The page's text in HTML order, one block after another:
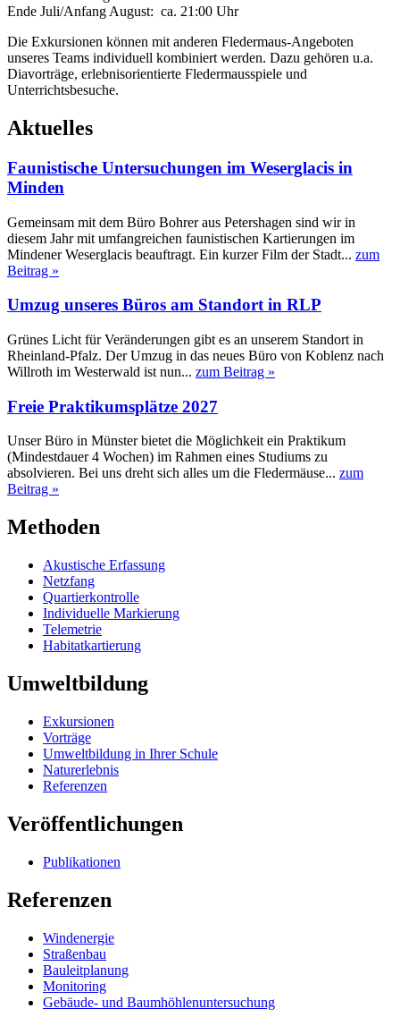
Ende Juli/Anfang August: ca. 21:00 Uhr
Die Exkursionen können mit anderen Fledermaus-Angeboten
unseres Teams individuell kombiniert werden. Dazu gehören u.a.
Diavorträge, erlebnisorientierte Fledermausspiele und
Unterrichtsbesuche.
Aktuelles
Faunistische Untersuchungen im Weserglacis in
Minden
Gemeinsam mit dem Büro Bohrer aus Petershagen sind wir in
diesem Jahr mit umfangreichen faunistischen Kartierungen im
Mindener Weserglacis beauftragt. Ein kurzer Film der Stadt... zum
Beitrag »
Umzug unseres Büros am Standort in RLP
Grünes Licht für Veränderungen gibt es an unserem Standort in
Rheinland-Pfalz. Der Umzug in das neues Büro von Koblenz nach
Willroth im Westerwald ist nun... zum Beitrag »
Freie Praktikumsplätze 2027
Unser Büro in Münster bietet die Möglichkeit ein Praktikum
(Mindestdauer 4 Wochen) im Rahmen eines Studiums zu
absolvieren. Bei uns dreht sich alles um die Fledermäuse... zum
Beitrag »
Methoden
Akustische Erfassung
Netzfang
Quartierkontrolle
Individuelle Markierung
Telemetrie
Habitatkartierung
Umweltbildung
Exkursionen
Vorträge
Umweltbildung in Ihrer Schule
Naturerlebnis
Referenzen
Veröffentlichungen
Publikationen
Referenzen
Windenergie
Straßenbau
Bauleitplanung
Monitoring
Gebäude- und Baumhöhlenuntersuchung